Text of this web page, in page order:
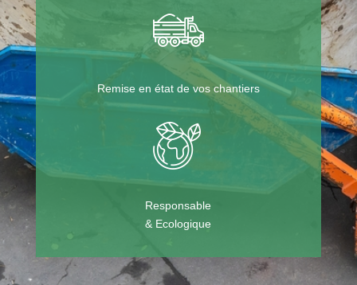
Remise en état de vos chantiers
Responsable
& Ecologique